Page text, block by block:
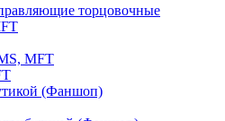
торцовочные
MFT
(Фаншоп)